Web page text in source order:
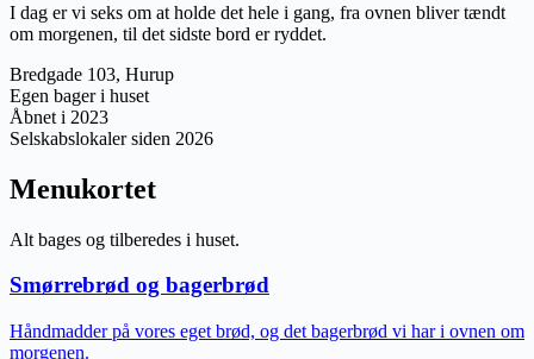
I dag er vi seks om at holde det hele i gang, fra ovnen bliver tændt
om morgenen, til det sidste bord er ryddet.
Bredgade 103, Hurup
Egen bager i huset
Åbnet i 2023
Selskabslokaler siden 2026
Menukortet
Alt bages og tilberedes i huset.
Smørrebrød og bagerbrød
Håndmadder på vores eget brød, og det bagerbrød vi har i ovnen om
morgenen.